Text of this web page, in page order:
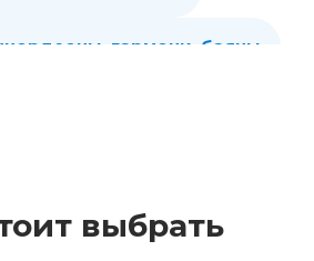
гармони, баяны
Сувениры, подарки
выбрать